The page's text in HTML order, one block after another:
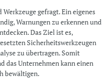
gefragt. Ein eigenes
Warnungen zu erkennen und
Das Ziel ist es,
Sicherheitswerkzeugen
zu übertragen. Somit
das Unternehmen kann einen
bewältigen.